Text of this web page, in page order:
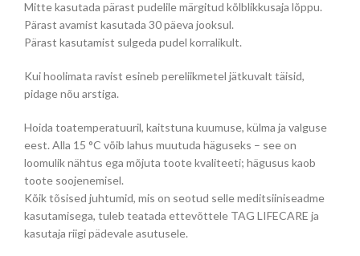
Mitte kasutada pärast pudelile märgitud kõlblikkusaja lõppu.
Pärast avamist kasutada 30 päeva jooksul.
Pärast kasutamist sulgeda pudel korralikult.
Kui hoolimata ravist esineb pereliikmetel jätkuvalt täisid,
pidage nõu arstiga.
Hoida toatemperatuuril, kaitstuna kuumuse, külma ja valguse
eest. Alla 15 °C võib lahus muutuda häguseks – see on
loomulik nähtus ega mõjuta toote kvaliteeti; hägusus kaob
toote soojenemisel.
Kõik tõsised juhtumid, mis on seotud selle meditsiiniseadme
kasutamisega, tuleb teatada ettevõttele TAG LIFECARE ja
kasutaja riigi pädevale asutusele.